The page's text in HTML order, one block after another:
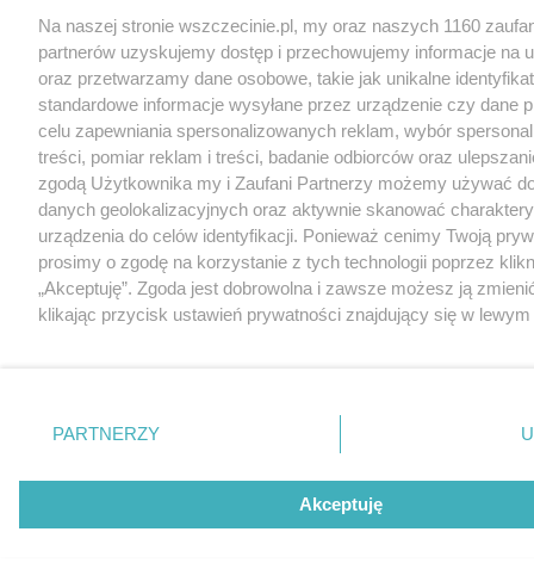
Na naszej stronie wszczecinie.pl, my oraz naszych 1160
partnerów uzyskujemy dostęp i przechowujemy informacje na
oraz przetwarzamy dane osobowe, takie jak unikalne
standardowe informacje wysyłane przez urządzenie czy dane
celu zapewniania spersonalizowanych reklam, wybór
treści, pomiar reklam i treści, badanie odbiorców oraz
zgodą Użytkownika my i Zaufani Partnerzy możemy używać
danych geolokalizacyjnych oraz aktywnie skanować
urządzenia do celów identyfikacji. Ponieważ cenimy Twoją
prosimy o zgodę na korzystanie z tych technologii poprzez
„Akceptuję”. Zgoda jest dobrowolna i zawsze możesz ją
klikając przycisk ustawień prywatności znajdujący się w
Zapoznaj się z poniższymi informacjami, abyś mógł
oraz po kliknięciu w „Ustawienia”.
PARTNERZY
Akceptuję